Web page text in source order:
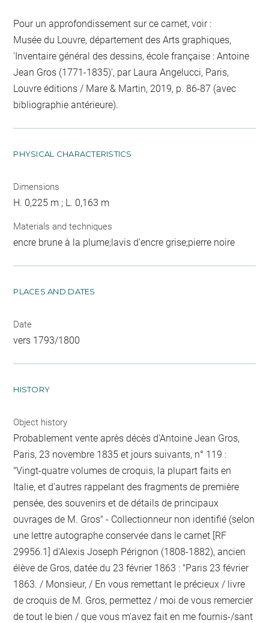
Pour un approfondissement sur ce carnet, voir :
Musée du Louvre, département des Arts graphiques,
'Inventaire général des dessins, école française : Antoine
Jean Gros (1771-1835)', par Laura Angelucci, Paris,
Louvre éditions / Mare & Martin, 2019, p. 86-87 (avec
bibliographie antérieure).
PHYSICAL CHARACTERISTICS
Dimensions
H. 0,225 m ; L. 0,163 m
Materials and techniques
encre brune à la plume;lavis d'encre grise;pierre noire
PLACES AND DATES
Date
vers 1793/1800
HISTORY
Object history
Probablement vente après décès d'Antoine Jean Gros,
Paris, 23 novembre 1835 et jours suivants, n° 119 :
"Vingt-quatre volumes de croquis, la plupart faits en
Italie, et d'autres rappelant des fragments de première
pensée, des souvenirs et de détails de principaux
ouvrages de M. Gros" - Collectionneur non identifié (selon
une lettre autographe conservée dans le carnet [RF
29956.1] d'Alexis Joseph Pérignon (1808-1882), ancien
élève de Gros, datée du 23 février 1863 : "Paris 23 février
1863. / Monsieur, / En vous remettant le précieux / livre
de croquis de M. Gros, permettez / moi de vous remercier
de tout le bien / que vous m'avez fait en me fournis-/sant